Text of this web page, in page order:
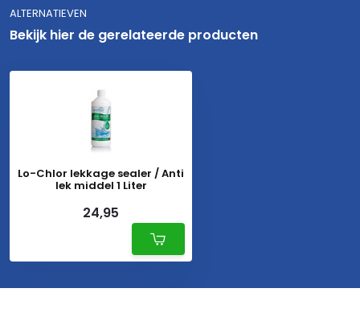
ALTERNATIEVEN
Bekijk hier de gerelateerde producten
Lo-Chlor lekkage sealer / Anti
lek middel 1 Liter
24,95